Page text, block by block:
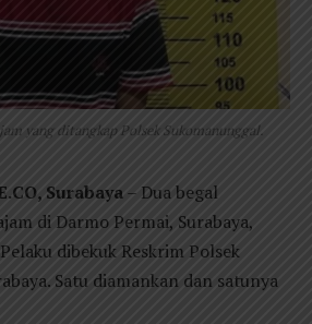
yang ditangkap Polsek Sukomanunggal.
Surabaya– Dua begal
di Darmo Permai, Surabaya,
dibekuk Reskrim Polsek
Satu diamankan dan satunya